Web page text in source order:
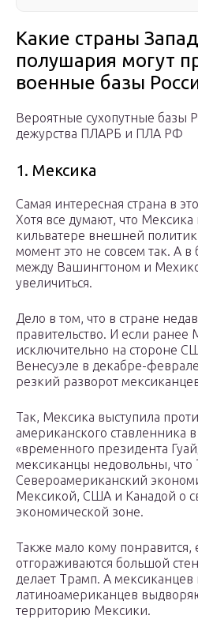
Какие страны
полушария могут
военные базы
Вероятные сухопутные базы
дежурства ПЛАРБ и ПЛА РФ
1. Мексика
Самая интересная страна в
Хотя все думают, что Мексика
кильватере внешней
момент это не совсем так. А
между Вашингтоном и
увеличиться.
Дело в том, что в стране
правительство. И если ранее
исключительно на стороне
Венесуэле в декабре-
резкий разворот
Так, Мексика выступила
американского ставленника
«временного президента
мексиканцы недовольны,
Североамериканский
Мексикой, США и Канадой о
экономической зоне.
Также мало кому понравится,
отгораживаются большой
делает Трамп. А мексиканцев
латиноамериканцев
территорию Мексики.